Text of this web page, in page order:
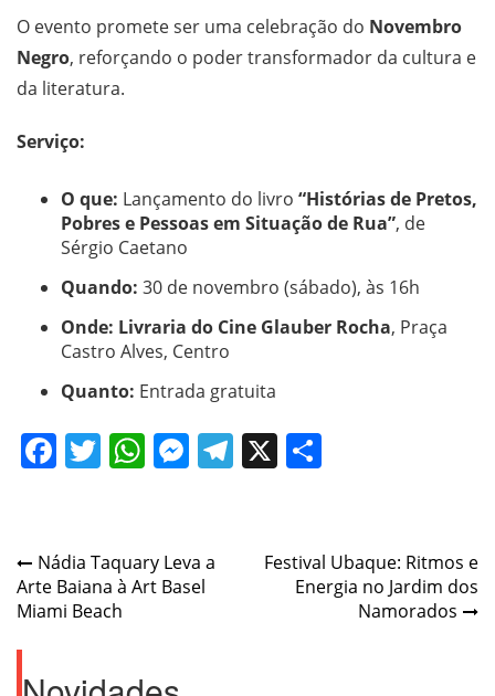
O evento promete ser uma celebração do Novembro
Negro, reforçando o poder transformador da cultura e
da literatura.
Serviço:
O que: Lançamento do livro “Histórias de Pretos,
Pobres e Pessoas em Situação de Rua”, de
Sérgio Caetano
Quando: 30 de novembro (sábado), às 16h
Onde: Livraria do Cine Glauber Rocha, Praça
Castro Alves, Centro
Quanto: Entrada gratuita
Facebook
Twitter
WhatsApp
Messenger
Telegram
X
Navegação
de
Post
Nádia Taquary Leva a
Arte Baiana à Art Basel
Miami Beach
Festival Ubaque: Ritmos e
Energia no Jardim dos
Namorados